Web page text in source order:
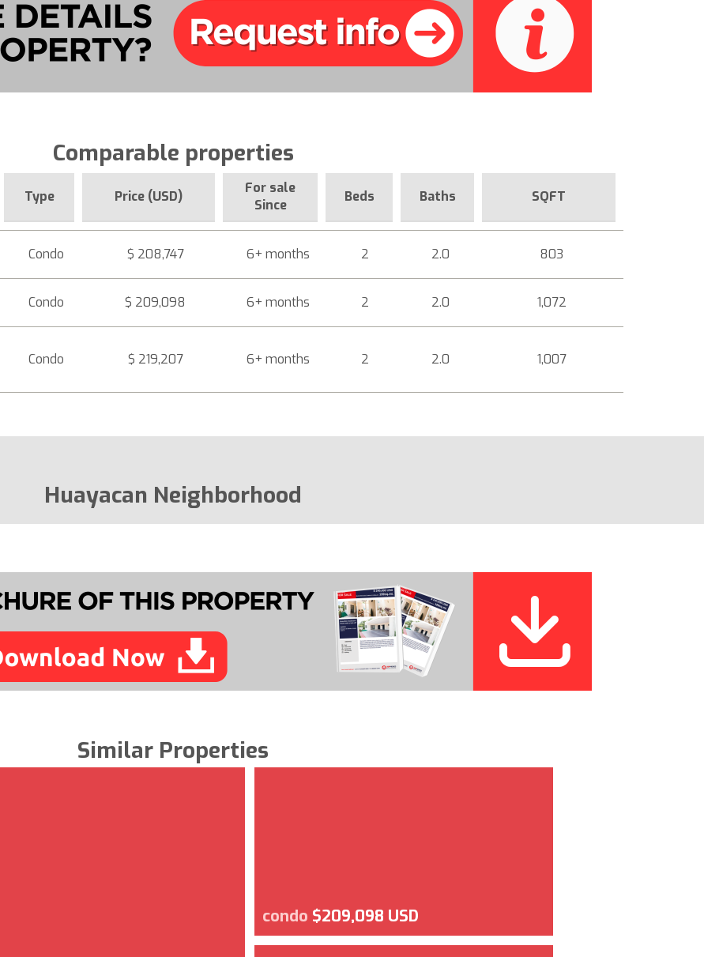
Comparable properties
Type Price (USD)
For sale
Since
Beds Baths SQFT
Condo $ 208,747 6+ months 2 2.0 803
Condo $ 209,098 6+ months 2 2.0 1,072
Condo $ 219,207 6+ months 2 2.0 1,007
Huayacan Neighborhood
Similar Properties
condo $209,098 USD